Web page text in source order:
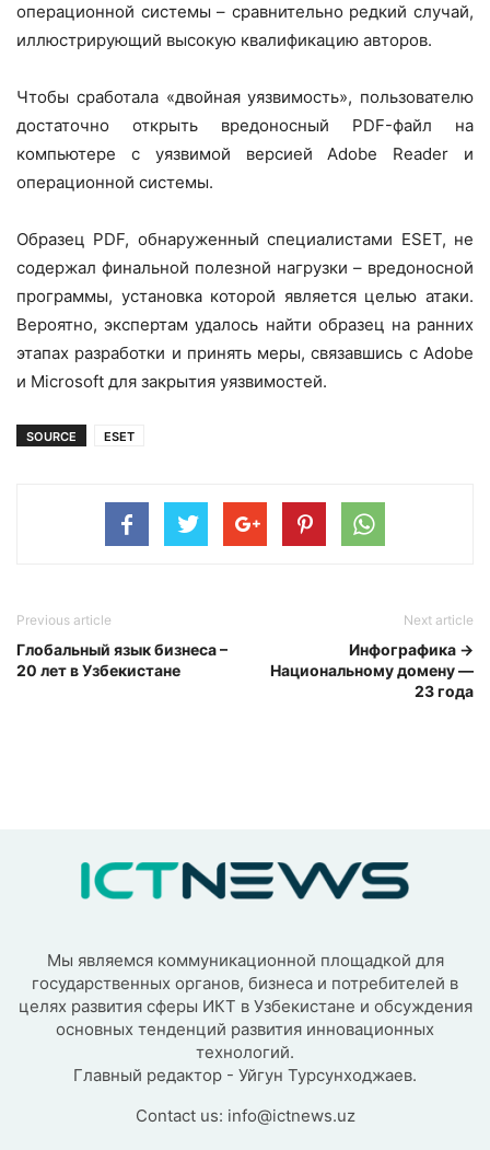
операционной системы – сравнительно редкий случай,
иллюстрирующий высокую квалификацию авторов.
Чтобы сработала «двойная уязвимость», пользователю
достаточно открыть вредоносный PDF-файл на
компьютере с уязвимой версией Adobe Reader и
операционной системы.
Образец PDF, обнаруженный специалистами ESET, не
содержал финальной полезной нагрузки – вредоносной
программы, установка которой является целью атаки.
Вероятно, экспертам удалось найти образец на ранних
этапах разработки и принять меры, связавшись с Adobe
и Microsoft для закрытия уязвимостей.
SOURCE ESET
Previous article
Глобальный язык бизнеса –
20 лет в Узбекистане
Next article
Инфографика →
Национальному домену —
23 года
Мы являемся коммуникационной площадкой для
государственных органов, бизнеса и потребителей в
целях развития сферы ИКТ в Узбекистане и обсуждения
основных тенденций развития инновационных
технологий.
Главный редактор - Уйгун Турсунходжаев.
Contact us: info@ictnews.uz